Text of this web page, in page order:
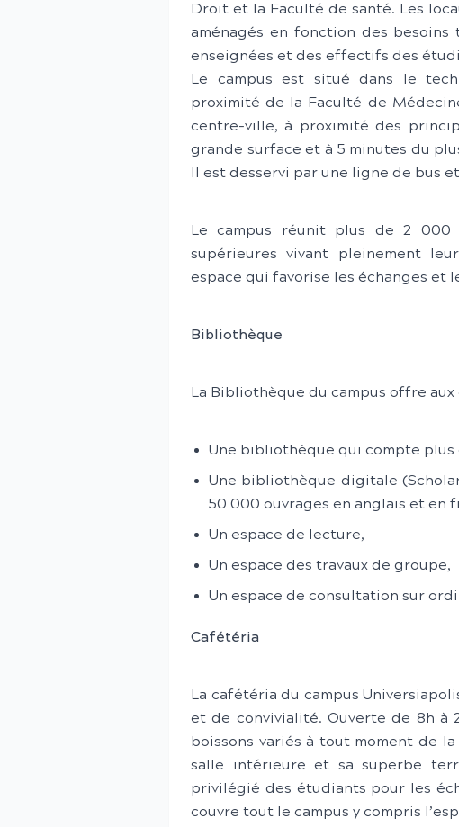
Droit et la Faculté de santé. Les
aménagés en fonction des
enseignées et des effectifs des
Le campus est situé dans le
proximité de la Faculté de
centre-ville, à proximité des
grande surface et à 5 minutes du
Il est desservi par une ligne de bus
Le campus réunit plus de 2 000
supérieures vivant pleinement
espace qui favorise les échanges et
Bibliothèque
La Bibliothèque du campus offre aux
Une bibliothèque qui compte plus
Une bibliothèque digitale
50 000 ouvrages en anglais et en
Un espace de lecture,
Un espace des travaux de groupe,
Un espace de consultation sur
Cafétéria
La cafétéria du campus
et de convivialité. Ouverte de 8h à
boissons variés à tout moment de
salle intérieure et sa superbe
privilégié des étudiants pour les
couvre tout le campus y compris